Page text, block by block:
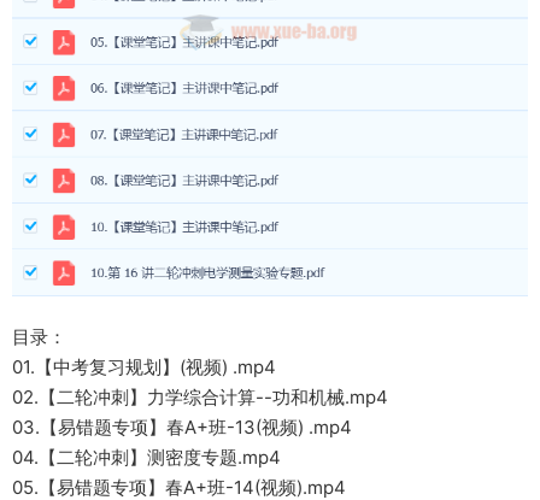
目录：
01.【中考复习规划】(视频) .mp4
02.【二轮冲刺】力学综合计算--功和机械.mp4
03.【易错题专项】春A+班-13(视频) .mp4
04.【二轮冲刺】测密度专题.mp4
05.【易错题专项】春A+班-14(视频).mp4